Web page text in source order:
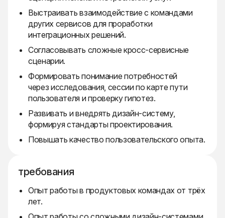
Выстраивать взаимодействие с командами
других сервисов для проработки
интеграционных решений.
Согласовывать сложные кросс-сервисные
сценарии.
Формировать понимание потребностей
через исследования, сессии по карте пути
пользователя и проверку гипотез.
Развивать и внедрять дизайн-систему,
формируя стандарты проектирования.
Повышать качество пользовательского опыта.
требования
Опыт работы в продуктовых командах от трёх
лет.